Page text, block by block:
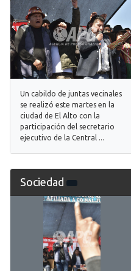
Un cabildo de juntas vecinales
se realizó este martes en la
ciudad de El Alto con la
participación del secretario
ejecutivo de la Central ...
Sociedad